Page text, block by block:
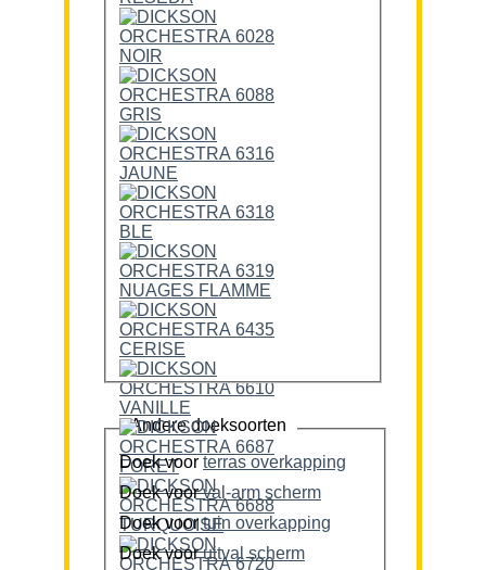
Andere doeksoorten
Doek voor terras overkapping
Doek voor
val-arm scherm
Doek voor
tuin overkapping
Doek voor
uitval scherm